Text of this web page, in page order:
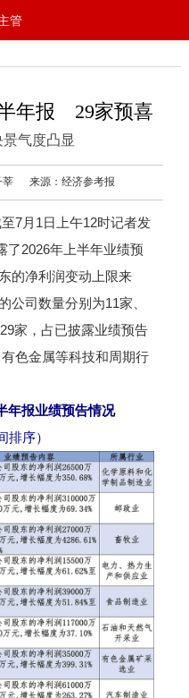
管
年报 29家预喜
气度凸显
来源：经济参考报
7月1日上午12时记者发
了2026年上半年业绩预
的净利润变动上限来
公司数量分别为11家、
家，占已披露业绩预告
色金属等科技和周期行
年报业绩预告情况
排序）